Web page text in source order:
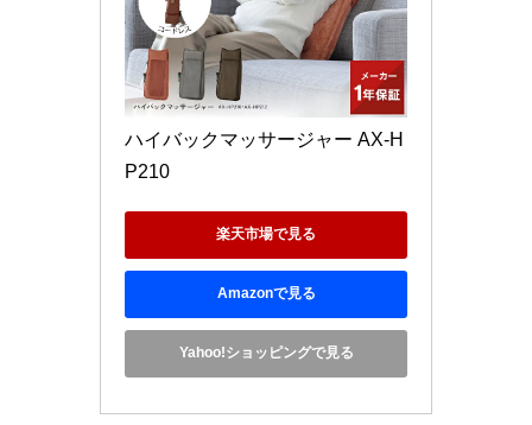
ハイバックマッサージャー AX-H
P210
楽天市場で見る
Amazonで見る
Yahoo!ショッピングで見る